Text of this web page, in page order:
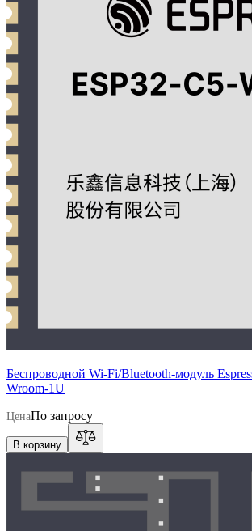
Беспроводной Wi-Fi/Bluetooth-модуль
Wroom-1U
ЦенаПо запросу
В корзину